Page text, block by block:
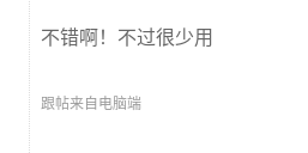
不错啊！不过很少用
跟帖来自电脑端